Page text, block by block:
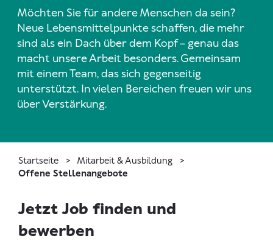
Möchten Sie für andere Menschen da sein?
Neue Lebensmittelpunkte schaffen, die mehr
sind als ein Dach über dem Kopf – genau das
macht unsere Arbeit besonders. Gemeinsam
mit einem Team, das sich gegenseitig
unterstützt. In vielen Bereichen freuen wir uns
über Verstärkung.
Startseite
Mitarbeit & Ausbildung
Offene Stellenangebote
Jetzt Job finden und
bewerben